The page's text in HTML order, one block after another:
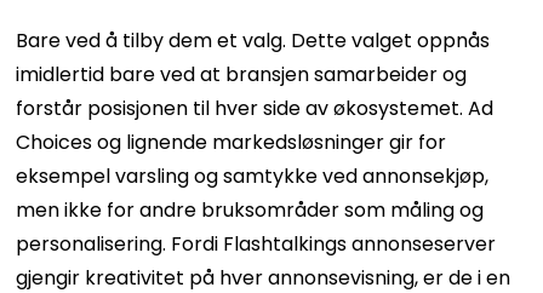
Bare ved å tilby dem et valg. Dette valget oppnås
imidlertid bare ved at bransjen samarbeider og
forstår posisjonen til hver side av økosystemet. Ad
Choices og lignende markedsløsninger gir for
eksempel varsling og samtykke ved annonsekjøp,
men ikke for andre bruksområder som måling og
personalisering. Fordi Flashtalkings annonseserver
gjengir kreativitet på hver annonsevisning, er de i en